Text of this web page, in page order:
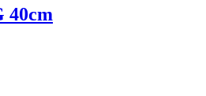
40cm